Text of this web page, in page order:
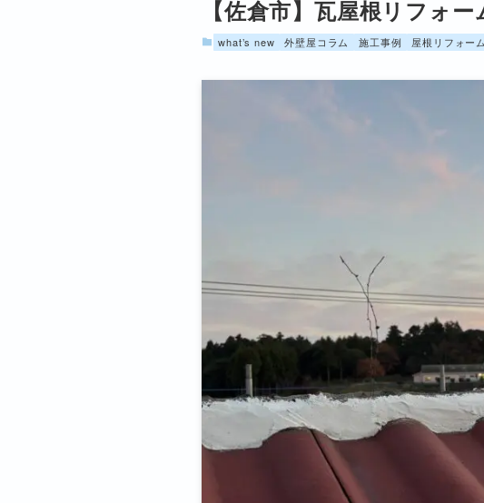
【佐倉市】瓦屋根リフォ
what’s new 外壁屋コラム 施工事例 屋根リフォーム